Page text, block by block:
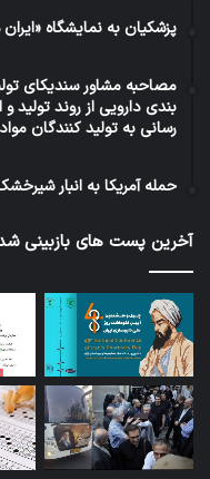
پزشکیان به نمایشگاه
مصاحبه مشاور سندیکای
بندی دارویی از روند تولید
رسانی به تولید کنندگان
حمله آمریکا به انبار
آخرین پست های بازبینی